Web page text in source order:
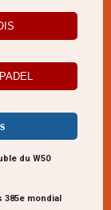
du W50
385e mondial